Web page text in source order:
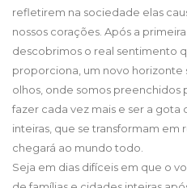
refletirem na sociedade elas
nossos corações. Após a
descobrimos o real sentimento
proporciona, um novo horizonte
olhos, onde somos preenchidos
fazer cada vez mais e ser a gota
inteiras, que se transformam em
chegará ao mundo todo.
Seja em dias difíceis em que o